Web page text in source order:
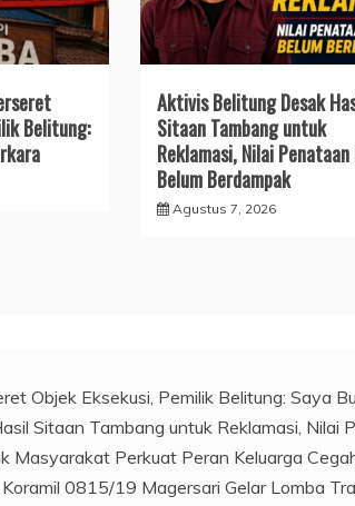
Belitung:
Aktivis Belitung Desak
Sitaan Tambang untuk
Reklamasi, Nilai Penataan
Belum Berdampak
Agustus 7, 2026
Objek Eksekusi, Pemilik Belitung: Saya
Sitaan Tambang untuk Reklamasi, Nilai
Masyarakat Perkuat Peran Keluarga
0815/19 Magersari Gelar Lomba